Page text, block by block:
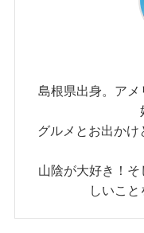
島根県出身。ア
グルメとお出か
山陰が大好き！
しいこと